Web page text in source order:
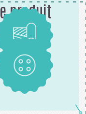
produit
Tissus
Boutons